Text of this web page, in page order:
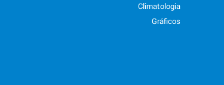
Climatologia
Gráficos